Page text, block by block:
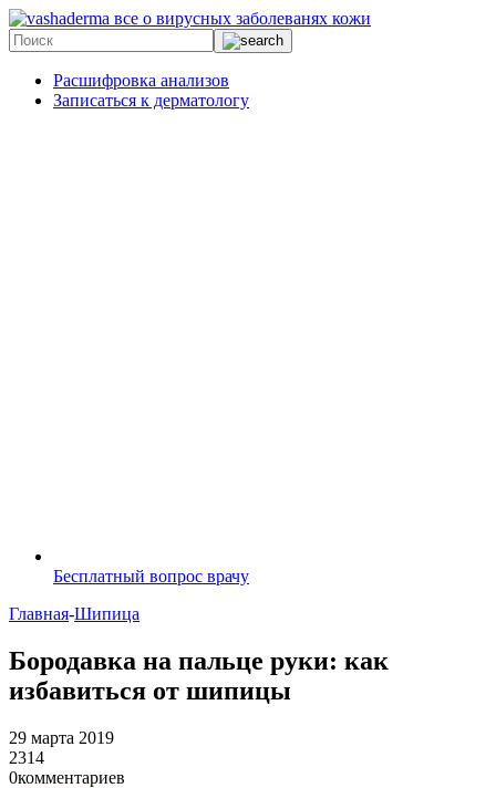
все о вирусных заболеванях кожи
Расшифровка анализов
Записаться к дерматологу
Бесплатный вопрос врачу
Главная-Шипица
Бородавка на пальце руки: как
избавиться от шипицы
29 марта 2019
2314
0комментариев